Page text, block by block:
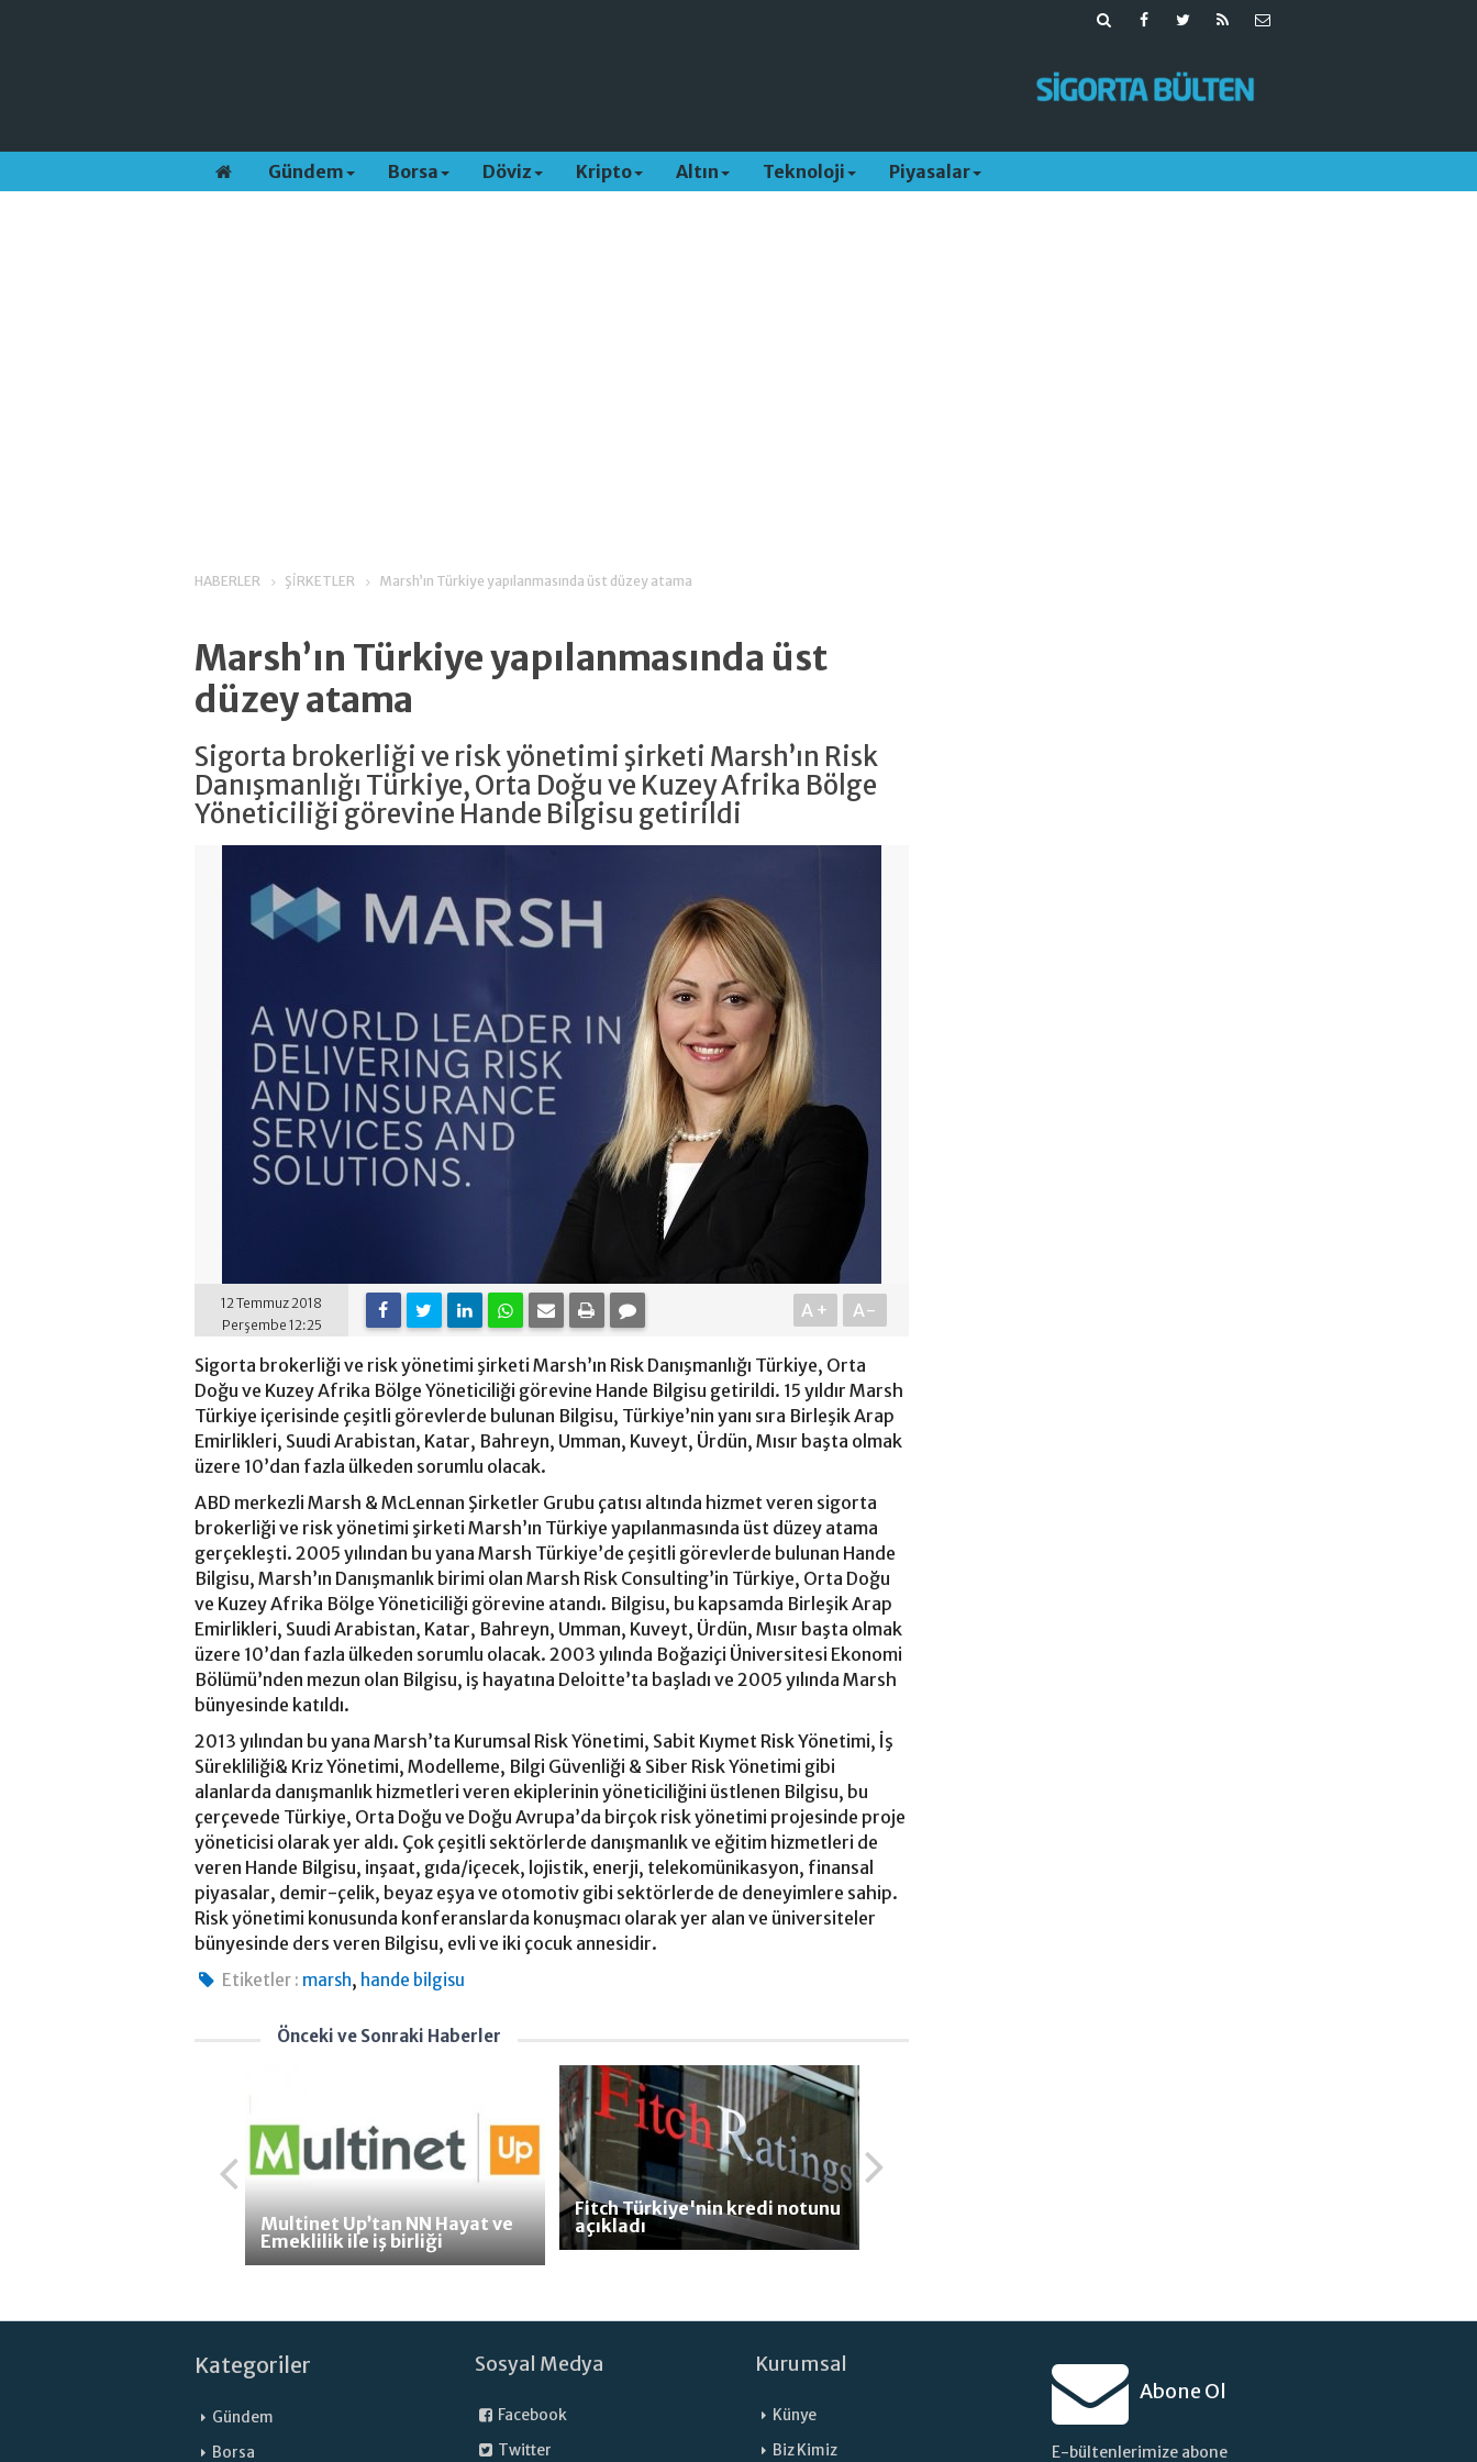
Gündem Borsa Döviz Kripto Altın Teknoloji Piyasalar
HABERLER ŞİRKETLER Marsh’ın Türkiye yapılanmasında üst düzey atama
Marsh’ın Türkiye yapılanmasında üst
düzey atama
Sigorta brokerliği ve risk yönetimi şirketi Marsh’ın Risk
Danışmanlığı Türkiye, Orta Doğu ve Kuzey Afrika Bölge
Yöneticiliği görevine Hande Bilgisu getirildi
12 Temmuz 2018
Perşembe 12:25
A+ A-
Sigorta brokerliği ve risk yönetimi şirketi Marsh’ın Risk Danışmanlığı Türkiye, Orta
Doğu ve Kuzey Afrika Bölge Yöneticiliği görevine Hande Bilgisu getirildi. 15 yıldır Marsh
Türkiye içerisinde çeşitli görevlerde bulunan Bilgisu, Türkiye’nin yanı sıra Birleşik Arap
Emirlikleri, Suudi Arabistan, Katar, Bahreyn, Umman, Kuveyt, Ürdün, Mısır başta olmak
üzere 10’dan fazla ülkeden sorumlu olacak.
ABD merkezli Marsh & McLennan Şirketler Grubu çatısı altında hizmet veren sigorta
brokerliği ve risk yönetimi şirketi Marsh’ın Türkiye yapılanmasında üst düzey atama
gerçekleşti. 2005 yılından bu yana Marsh Türkiye’de çeşitli görevlerde bulunan Hande
Bilgisu, Marsh’ın Danışmanlık birimi olan Marsh Risk Consulting’in Türkiye, Orta Doğu
ve Kuzey Afrika Bölge Yöneticiliği görevine atandı. Bilgisu, bu kapsamda Birleşik Arap
Emirlikleri, Suudi Arabistan, Katar, Bahreyn, Umman, Kuveyt, Ürdün, Mısır başta olmak
üzere 10’dan fazla ülkeden sorumlu olacak. 2003 yılında Boğaziçi Üniversitesi Ekonomi
Bölümü’nden mezun olan Bilgisu, iş hayatına Deloitte’ta başladı ve 2005 yılında Marsh
bünyesinde katıldı.
2013 yılından bu yana Marsh’ta Kurumsal Risk Yönetimi, Sabit Kıymet Risk Yönetimi, İş
Sürekliliği& Kriz Yönetimi, Modelleme, Bilgi Güvenliği & Siber Risk Yönetimi gibi
alanlarda danışmanlık hizmetleri veren ekiplerinin yöneticiliğini üstlenen Bilgisu, bu
çerçevede Türkiye, Orta Doğu ve Doğu Avrupa’da birçok risk yönetimi projesinde proje
yöneticisi olarak yer aldı. Çok çeşitli sektörlerde danışmanlık ve eğitim hizmetleri de
veren Hande Bilgisu, inşaat, gıda/içecek, lojistik, enerji, telekomünikasyon, finansal
piyasalar, demir-çelik, beyaz eşya ve otomotiv gibi sektörlerde de deneyimlere sahip.
Risk yönetimi konusunda konferanslarda konuşmacı olarak yer alan ve üniversiteler
bünyesinde ders veren Bilgisu, evli ve iki çocuk annesidir.
Etiketler : marsh, hande bilgisu
Önceki ve Sonraki Haberler
Multinet Up’tan NN Hayat ve
Emeklilik ile iş birliği
Fitch Türkiye'nin kredi notunu
açıkladı
Kategoriler
Gündem
Borsa
Sosyal Medya
Facebook
Twitter
Kurumsal
Künye
Biz Kimiz
Abone Ol
E-bültenlerimize abone